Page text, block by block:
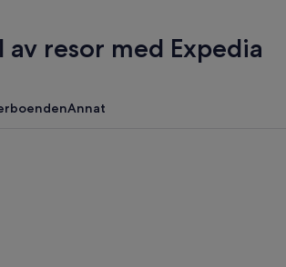
resor med Expedia
Annat